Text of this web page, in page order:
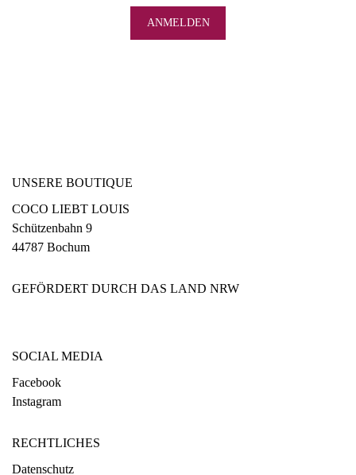
UNSERE BOUTIQUE
COCO LIEBT LOUIS
Schützenbahn 9
44787 Bochum
GEFÖRDERT DURCH DAS LAND NRW
SOCIAL MEDIA
Facebook
Instagram
RECHTLICHES
Datenschutz